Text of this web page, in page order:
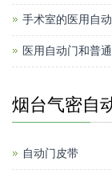
手术室的医用自
医用自动门和普
烟台气密自
自动门皮带